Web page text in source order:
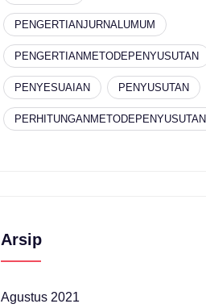
PENGERTIANJURNALUMUM
PENGERTIANMETODEPENYUSUTAN
PENYESUAIAN PENYUSUTAN
PERHITUNGANMETODEPENYUSUTAN
Arsip
Agustus 2021